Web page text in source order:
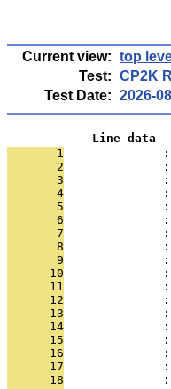
Current view: top
Test: CP2K
Test Date: 2026-
Line data
       1
       2
       3
       4
       5
       6
       7
              :
       8
       9
      10
      11
      12
      13
      14
              :
      15
      16
      17
      18